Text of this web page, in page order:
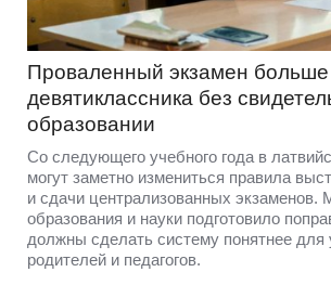
Проваленный экзамен больше
девятиклассника без
образовании
Со следующего учебного года в
могут заметно измениться правила
и сдачи централизованных экзаменов.
образования и науки подготовило
должны сделать систему понятнее для
родителей и педагогов.